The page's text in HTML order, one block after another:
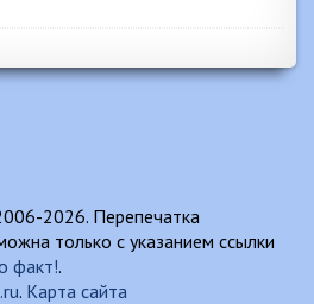
2026. Перепечатка
только с указанием ссылки
факт!.
. Карта сайта